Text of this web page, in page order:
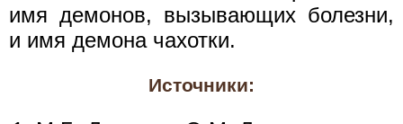
имя демонов, вызывающих болезни,
и имя демона чахотки.
Источники: